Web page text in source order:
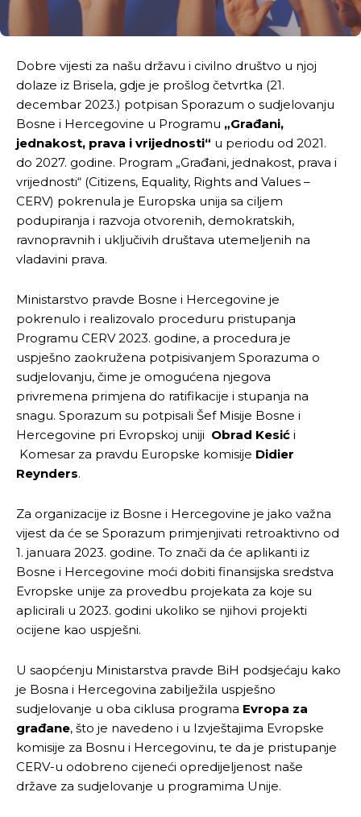
Dobre vijesti za našu državu i civilno društvo u njoj
dolaze iz Brisela, gdje je prošlog četvrtka (21.
decembar 2023.) potpisan Sporazum o sudjelovanju
Bosne i Hercegovine u Programu „Građani,
jednakost, prava i vrijednosti“ u periodu od 2021.
do 2027. godine. Program „Građani, jednakost, prava i
vrijednosti“ (Citizens, Equality, Rights and Values –
CERV) pokrenula je Europska unija sa ciljem
podupiranja i razvoja otvorenih, demokratskih,
ravnopravnih i uključivih društava utemeljenih na
vladavini prava.
Ministarstvo pravde Bosne i Hercegovine je
pokrenulo i realizovalo proceduru pristupanja
Programu CERV 2023. godine, a procedura je
uspješno zaokružena potpisivanjem Sporazuma o
sudjelovanju, čime je omogućena njegova
privremena primjena do ratifikacije i stupanja na
snagu. Sporazum su potpisali Šef Misije Bosne i
Hercegovine pri Evropskoj uniji Obrad Kesić i
Komesar za pravdu Europske komisije Didier
Reynders.
Za organizacije iz Bosne i Hercegovine je jako važna
vijest da će se Sporazum primjenjivati retroaktivno od
1. januara 2023. godine. To znači da će aplikanti iz
Bosne i Hercegovine moći dobiti finansijska sredstva
Evropske unije za provedbu projekata za koje su
aplicirali u 2023. godini ukoliko se njihovi projekti
ocijene kao uspješni.
U saopćenju Ministarstva pravde BiH podsjećaju kako
je Bosna i Hercegovina zabilježila uspješno
sudjelovanje u oba ciklusa programa Evropa za
građane, što je navedeno i u Izvještajima Evropske
komisije za Bosnu i Hercegovinu, te da je pristupanje
CERV-u odobreno cijeneći opredijeljenost naše
države za sudjelovanje u programima Unije.